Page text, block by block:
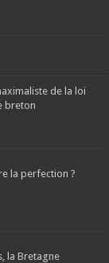
de la loi
breton
la perfection ?
la Bretagne